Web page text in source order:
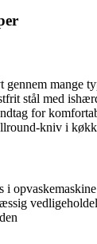
mange
stål med
for
kniv i
i